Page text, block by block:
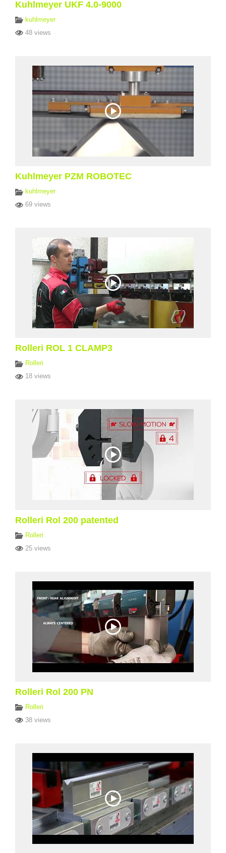
Kuhlmeyer UKF 4.0-9000
kuhlmeyer
48 views
Kuhlmeyer PZM ROBOTEC
kuhlmeyer
69 views
Rolleri ROL 1 CLAMP3
Rolleri
18 views
Rolleri Rol 200 patented
Rolleri
25 views
Rolleri Rol 200 PN
Rolleri
38 views